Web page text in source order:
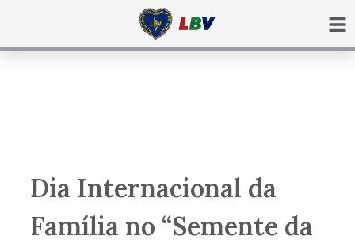
Dia Internacional da
Família no “Semente da